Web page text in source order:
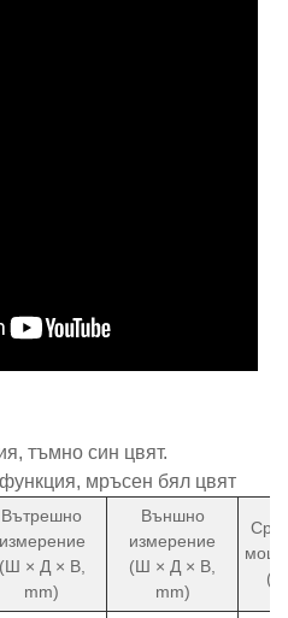
тъмно син цвят.
мръсен бял цвят
Вътрешно
измерение
(Ш × Д × В,
mm)
Външно
измерение
(Ш × Д × В,
mm)